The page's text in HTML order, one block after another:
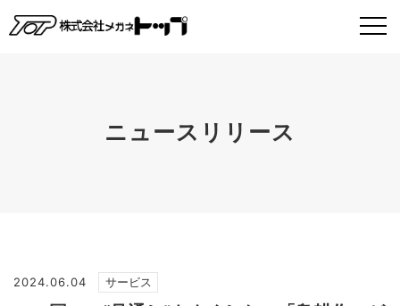
ニュースリリース
2024.06.04 サービス